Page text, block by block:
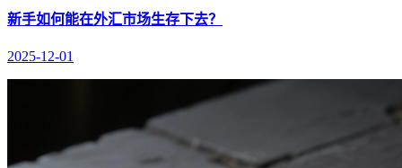
新手如何能在外汇市场生存下去？
2025-12-01